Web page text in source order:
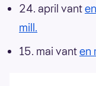
24. april vant
mill.
15. mai vanten